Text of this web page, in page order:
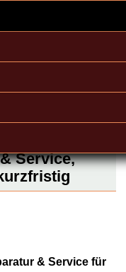
Service,
& Service für